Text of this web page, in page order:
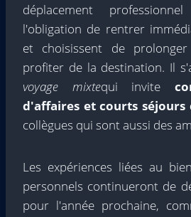
déplacement
l'obligation de rentrer
et choisissent de
profiter de la destination. Il
voyage mixtequi invite
d'affaires et courts séjours
collègues qui sont aussi des
Les expériences liées au
personnels continueront de
pour l'année prochaine,